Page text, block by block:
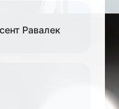
Равалек